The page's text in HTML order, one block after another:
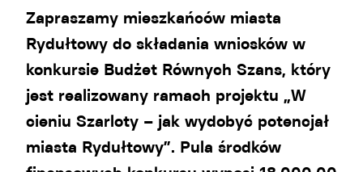
Zapraszamy mieszkańców miasta
Rydułtowy do składania wniosków w
konkursie Budżet Równych Szans, który
jest realizowany ramach projektu „W
cieniu Szarloty – jak wydobyć potencjał
miasta Rydułtowy”. Pula środków